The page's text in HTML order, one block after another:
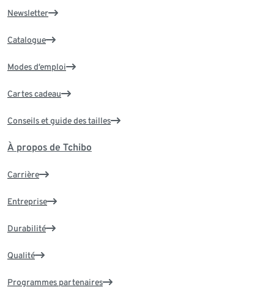
Newsletter
Catalogue
Modes d’emploi
Cartes cadeau
Conseils et guide des tailles
À propos de Tchibo
Carrière
Entreprise
Durabilité
Qualité
Programmes partenaires